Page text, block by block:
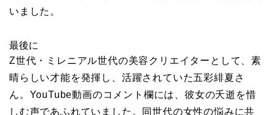
いました。
最後に
Z世代・ミレニアル世代の美容クリエイターとして、素
晴らしい才能を発揮し、活躍されていた五彩緋夏さ
ん。YouTube動画のコメント欄には、彼女の夭逝を惜
しむ声であふれていました。同世代の女性の悩みに共